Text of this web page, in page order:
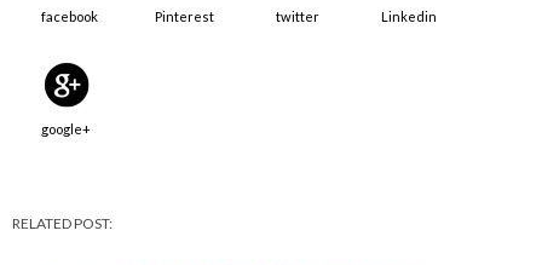
facebook Pinterest twitter Linkedin
google+
RELATED POST: